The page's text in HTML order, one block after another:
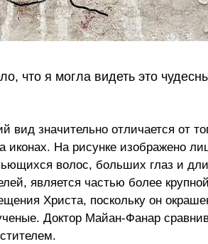
что я могла видеть это
вид значительно отличается от
иконах. На рисунке изображено
волос, больших глаз и
является частью более
Христа, поскольку он
Доктор Майан-Фанар